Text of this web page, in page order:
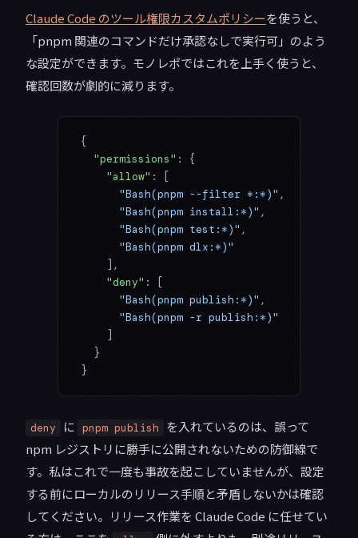
Claude Code のツール権限カスタムポリシーを使うと、
「pnpm 関連のコマンドだけ承認なしで実行可」のよう
な設定ができます。モノレポではこれを上手く使うと、
確認回数が劇的に減ります。
{
  "permissions"
: {
    "allow"
: [
      "Bash(pnpm --filter *:*)"
,
      "Bash(pnpm install:*)"
,
      "Bash(pnpm test:*)"
,
      "Bash(pnpm dlx:*)"
    ],
    "deny"
: [
      "Bash(pnpm publish:*)"
,
      "Bash(pnpm -r publish:*)"
    ]
  }
}
deny に pnpm publish
を入れているのは、誤って
npm レジストリに勝手に公開されないための防御線で
す。私はこれで一度も事故を起こしていませんが、設定
する前にローカルのリリース手順と矛盾しないかは確認
してください。リリース作業を Claude Code に任せてい